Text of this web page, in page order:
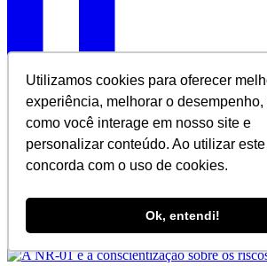
Utilizamos cookies para oferecer
experiência, melhorar o
como você interage em nosso site e
personalizar conteúdo. Ao utilizar
concorda com o uso de cookies.
Ok, entendi!